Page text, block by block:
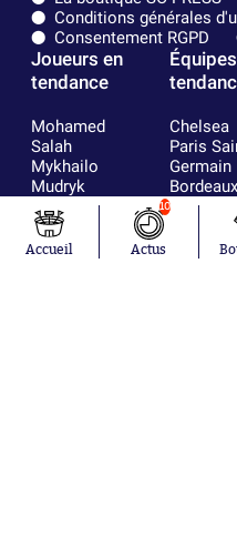
Conditions générales
Consentement RGPD
Joueurs en
tendance
Mohamed
Salah
Mykhailo
Mudryk
Neymar
Khalis Merah
Loïs Openda
Chelsea
Paris
Germain
Bordeaux
Accueil
10
Actus